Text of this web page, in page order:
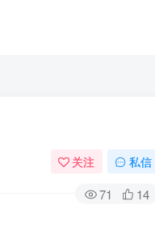
关注 私信
71 14